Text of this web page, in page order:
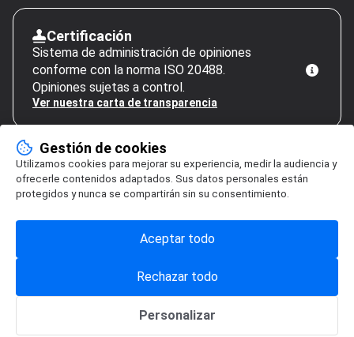
Certificación
Sistema de administración de opiniones
conforme con la norma ISO 20488.
Opiniones sujetas a control.
Ver nuestra carta de transparencia
Gestión de cookies
Gestión de cookies
Utilizamos cookies para mejorar su experiencia, medir la audiencia y
ofrecerle contenidos adaptados. Sus datos personales están
protegidos y nunca se compartirán sin su consentimiento.
Personalizar
Rechazar todo
Aceptar todo